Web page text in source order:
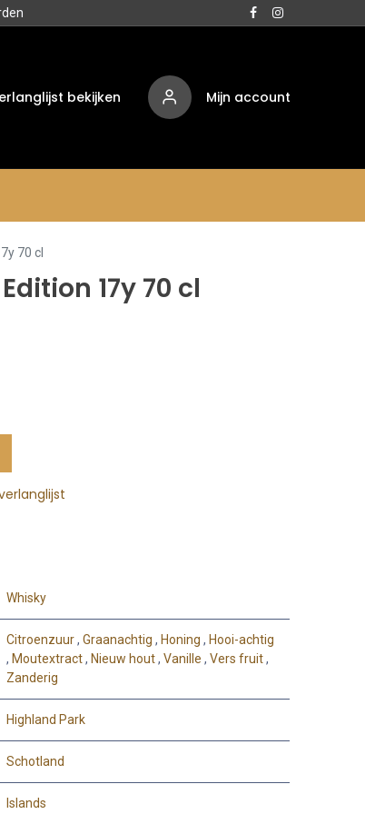
bekijken Mijn account
70 cl
17y 70 cl
Whisky
Citroenzuur, Graanachtig , Honing , Hooi-achtig
, Moutextract, Nieuw hout, Vanille , Vers fruit,
Zanderig
Highland Park
Schotland
Islands